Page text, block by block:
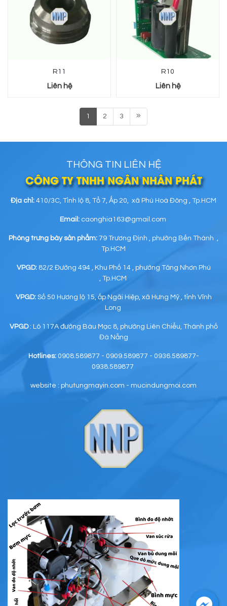
R11
Liên hệ
R10
Liên hệ
1 2 3
THÔNG TIN LIÊN HỆ
CÔNG TY TNHH NGÂN NHÂN PHÁT
Địa chỉ: 410/3C, Tỉnh lộ 8, Tổ 7, Ấp 20, xã Phú Hoà Đông , Tp.HCM
Email:caonghia163@gmail.com
Phòng trưng bày sản phẩm: 79 Trương Định , phường Bến Thành ,
Tp.HCM
VPGD:82/2 Đường 494 , Khu Phố 14 , phường Tăng Nhơn Phú
, Tp.HCM
VPGD:Số 50 Hương lộ 15, ấp Ngãi Hiệp, xã Hưng Mỹ , tỉnh Vĩnh
Long
VPGD: Lô 117A đường Bàu Mạc 8, phường Liên Chiểu, Thành phố
Đà Nẵng
Hotlines:0908.589877 - 0909.589877 - 0936.589877-
0938.589877
website : phutungmayin.com - mucindungmoi.com